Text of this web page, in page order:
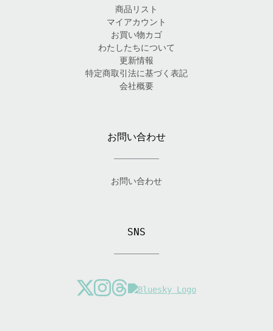
商品リスト
マイアカウント
お買い物カゴ
わたしたちについて
更新情報
特定商取引法に基づく表記
会社概要
お問い合わせ
お問い合わせ
SNS